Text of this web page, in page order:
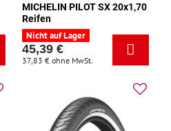
MICHELIN PILOT SX 20x1,70
Reifen
Nicht auf Lager
45,39 €
37,83 € ohne MwSt.